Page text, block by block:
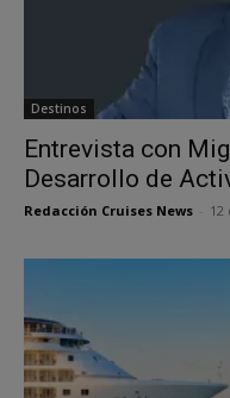
Destinos
Entrevista con
Desarrollo de
Redacción Cruises News 12